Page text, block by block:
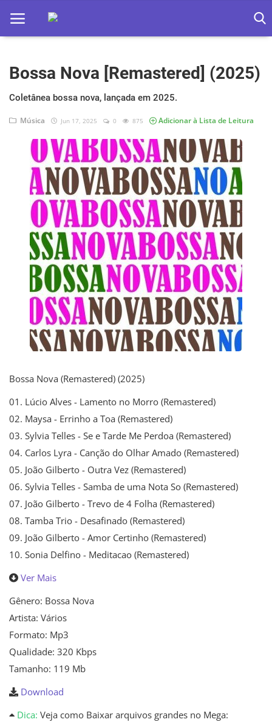
Home
Apps
Ebooks
Games
Web
Música
Jogos hoje na TV
Bossa Nova [Remastered] (2025)
Coletânea bossa nova, lançada em 2025.
Música Jun 17, 2025 0 875 Adicionar à Lista de Leitura
Bossa Nova (Remastered) (2025)
01. Lúcio Alves - Lamento no Morro (Remastered)
02. Maysa - Errinho a Toa (Remastered)
03. Sylvia Telles - Se e Tarde Me Perdoa (Remastered)
04. Carlos Lyra - Canção do Olhar Amado (Remastered)
05. João Gilberto - Outra Vez (Remastered)
06. Sylvia Telles - Samba de uma Nota So (Remastered)
07. João Gilberto - Trevo de 4 Folha (Remastered)
08. Tamba Trio - Desafinado (Remastered)
09. João Gilberto - Amor Certinho (Remastered)
10. Sonia Delfino - Meditacao (Remastered)
Ver Mais
Gênero: Bossa Nova
Artista: Vários
Formato: Mp3
Qualidade: 320 Kbps
Tamanho: 119 Mb
Download
Dica: Veja como Baixar arquivos grandes no Mega: